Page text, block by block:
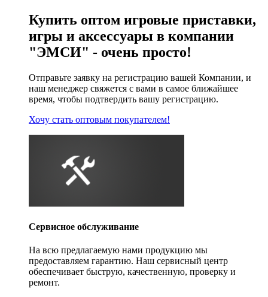
Купить оптом игровые приставки,
игры и аксессуары в компании
"ЭМСИ" - очень просто!
Отправьте заявку на регистрацию вашей Компании, и
наш менеджер свяжется с вами в самое ближайшее
время, чтобы подтвердить вашу регистрацию.
Хочу стать оптовым покупателем!
Сервисное обслуживание
На всю предлагаемую нами продукцию мы
предоставляем гарантию. Наш сервисный центр
обеспечивает быструю, качественную, проверку и
ремонт.